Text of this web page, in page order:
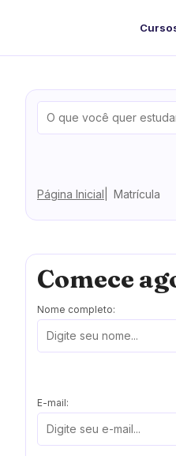
Página Inicial Matrícula
Comece
Nome completo:
E-mail: